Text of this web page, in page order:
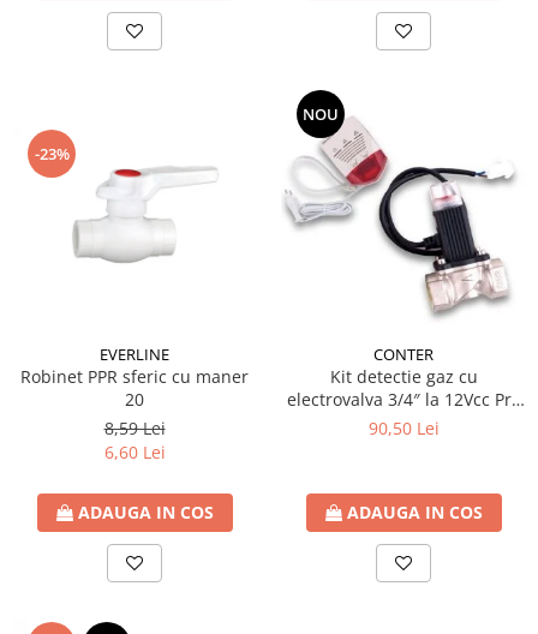
-23%
EVERLINE
Robinet PPR sferic cu maner
20
8,59 Lei
6,60 Lei
ADAUGA IN COS
NOU
CONTER
Kit detectie gaz cu
electrovalva 3/4″ la 12Vcc Pro
Detect
90,50 Lei
ADAUGA IN COS